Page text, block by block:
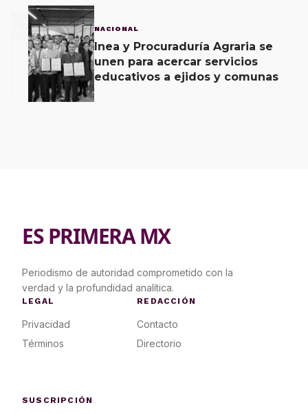
3 NACIONAL
Inea y Procuraduría Agraria se
unen para acercar servicios
educativos a ejidos y comunas
ES PRIMERA MX
Periodismo de autoridad comprometido con la
verdad y la profundidad analítica.
LEGAL
Privacidad
Términos
REDACCIÓN
Contacto
Directorio
SUSCRIPCIÓN